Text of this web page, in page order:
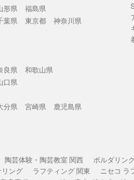
形県
福島県
葉県
東京都 神奈川県
良県
和歌山県
口県
分県 宮崎県 鹿児島県
陶芸体験・陶芸教室 関西 ボルダリン
ング
ラフティング 関東 ニセコ ラ